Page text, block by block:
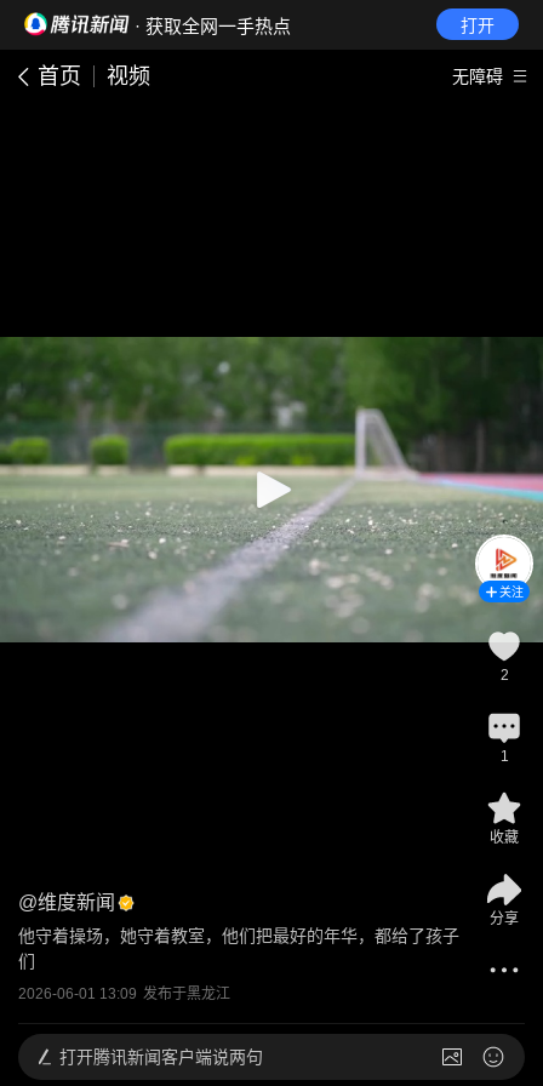
· 获取全网一手热点 打开
首页 视频 无障碍
@维度新闻
他守着操场，她守着教室，他们把最好的年华，都给了孩子
们
2026-06-01 13:09 发布于黑龙江
关注
2
1
收藏
分享
打开腾讯新闻客户端说两句